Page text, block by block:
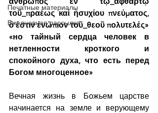
Печатные материалы
Ежедневная рассылка
τοῦ_πραέως καὶ ἡσυχίου πνεύματος,
ὅ ἐστιν ἐνώπιον τοῦ_θεοῦ πολυτελές»
«но тайный сердца человек в
нетленности кроткого и
спокойного духа, что есть перед
Богом многоценное»
Вечная жизнь в Божьем царстве
начинается на земле и верующему